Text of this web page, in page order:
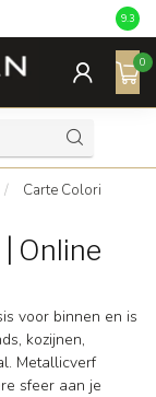
9.3
0
/
Carte Colori
Online
voor binnen en is
kozijnen,
Metallicverf
sfeer aan je